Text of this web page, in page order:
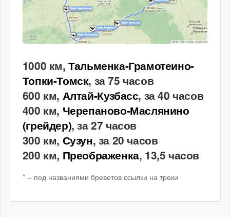
1000 км,Тальменка-Грамотеино-
Топки-Томск, за 75 часов
600 км, Алтай-Кузбасс, за 40 часов
400 км, Черепаново-Маслянино
(грейдер), за 27 часов
300 км, Сузун, за 20 часов
200 км, Преображенка, 13,5 часов
* – под названиями бреветов ссылки на треки